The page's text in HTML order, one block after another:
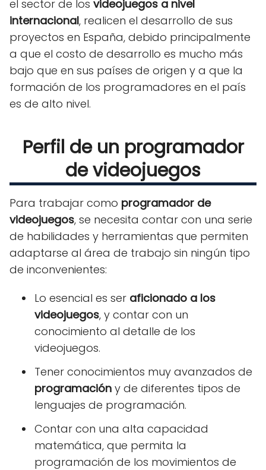
el sector de los videojuegos a nivel
internacional, realicen el desarrollo de sus
proyectos en España, debido principalmente
a que el costo de desarrollo es mucho más
bajo que en sus países de origen y a que la
formación de los programadores en el país
es de alto nivel.
Perfil de un programador
de videojuegos
Para trabajar como programador de
videojuegos, se necesita contar con una serie
de habilidades y herramientas que permiten
adaptarse al área de trabajo sin ningún tipo
de inconvenientes:
Lo esencial es ser aficionado a los
videojuegos, y contar con un
conocimiento al detalle de los
videojuegos.
Tener conocimientos muy avanzados de
programación y de diferentes tipos de
lenguajes de programación.
Contar con una alta capacidad
matemática, que permita la
programación de los movimientos de